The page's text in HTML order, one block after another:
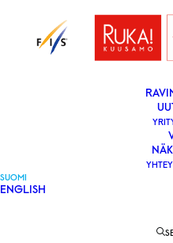
SUOMI
ENGLISH